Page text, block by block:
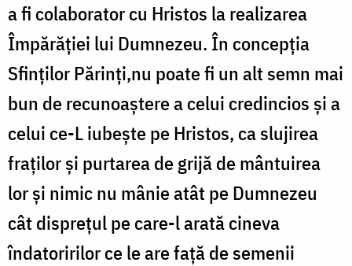
a fi colaborator cu Hristos la realizarea
Împărăției lui Dumnezeu. În concepția
Sfinților Părinți,nu poate fi un alt semn mai
bun de recunoaştere a celui credincios şi a
celui ce-L iubeşte pe Hristos, ca slujirea
fraţilor şi purtarea de grijă de mântuirea
lor și nimic nu mânie atât pe Dumnezeu
cât dispreţul pe care-l arată cineva
îndatoririlor ce le are faţă de semenii